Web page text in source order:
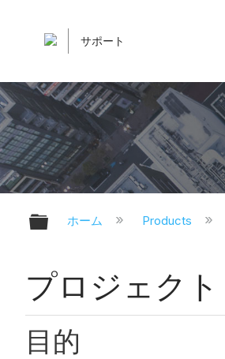
サポート
グローバル階層を
ホーム Products
プロジェク
目的